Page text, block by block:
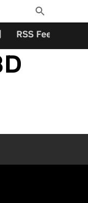
Toggle
Search
RSS Feeds